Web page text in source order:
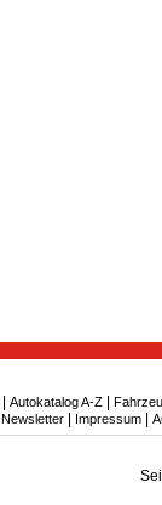
Autokatalog A-Z
Newsletter| Impressum|